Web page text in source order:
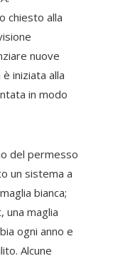
chiesto alla
nuove
iniziata alla
in modo
del permesso
un sistema a
bianca;
una maglia
ogni anno e
Alcune